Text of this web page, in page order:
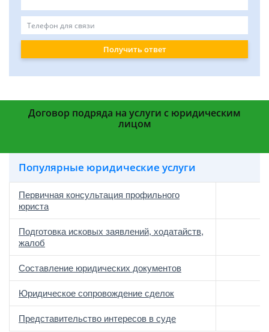
Получить ответ
Договор подряда на услуги с юридическим
лицом
Популярные юридические услуги
Первичная консультация профильного
юриста
Подготовка исковых заявлений, ходатайств,
жалоб
Составление юридических документов
Юридическое сопровождение сделок
Представительство интересов в суде